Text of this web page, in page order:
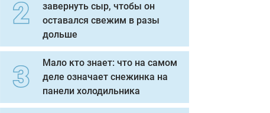
завернуть сыр, чтобы он
оставался свежим в разы
дольше
Мало кто знает: что на самом
деле означает снежинка на
панели холодильника